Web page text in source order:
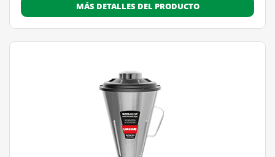
MÁS DETALLES DEL PRODUCTO